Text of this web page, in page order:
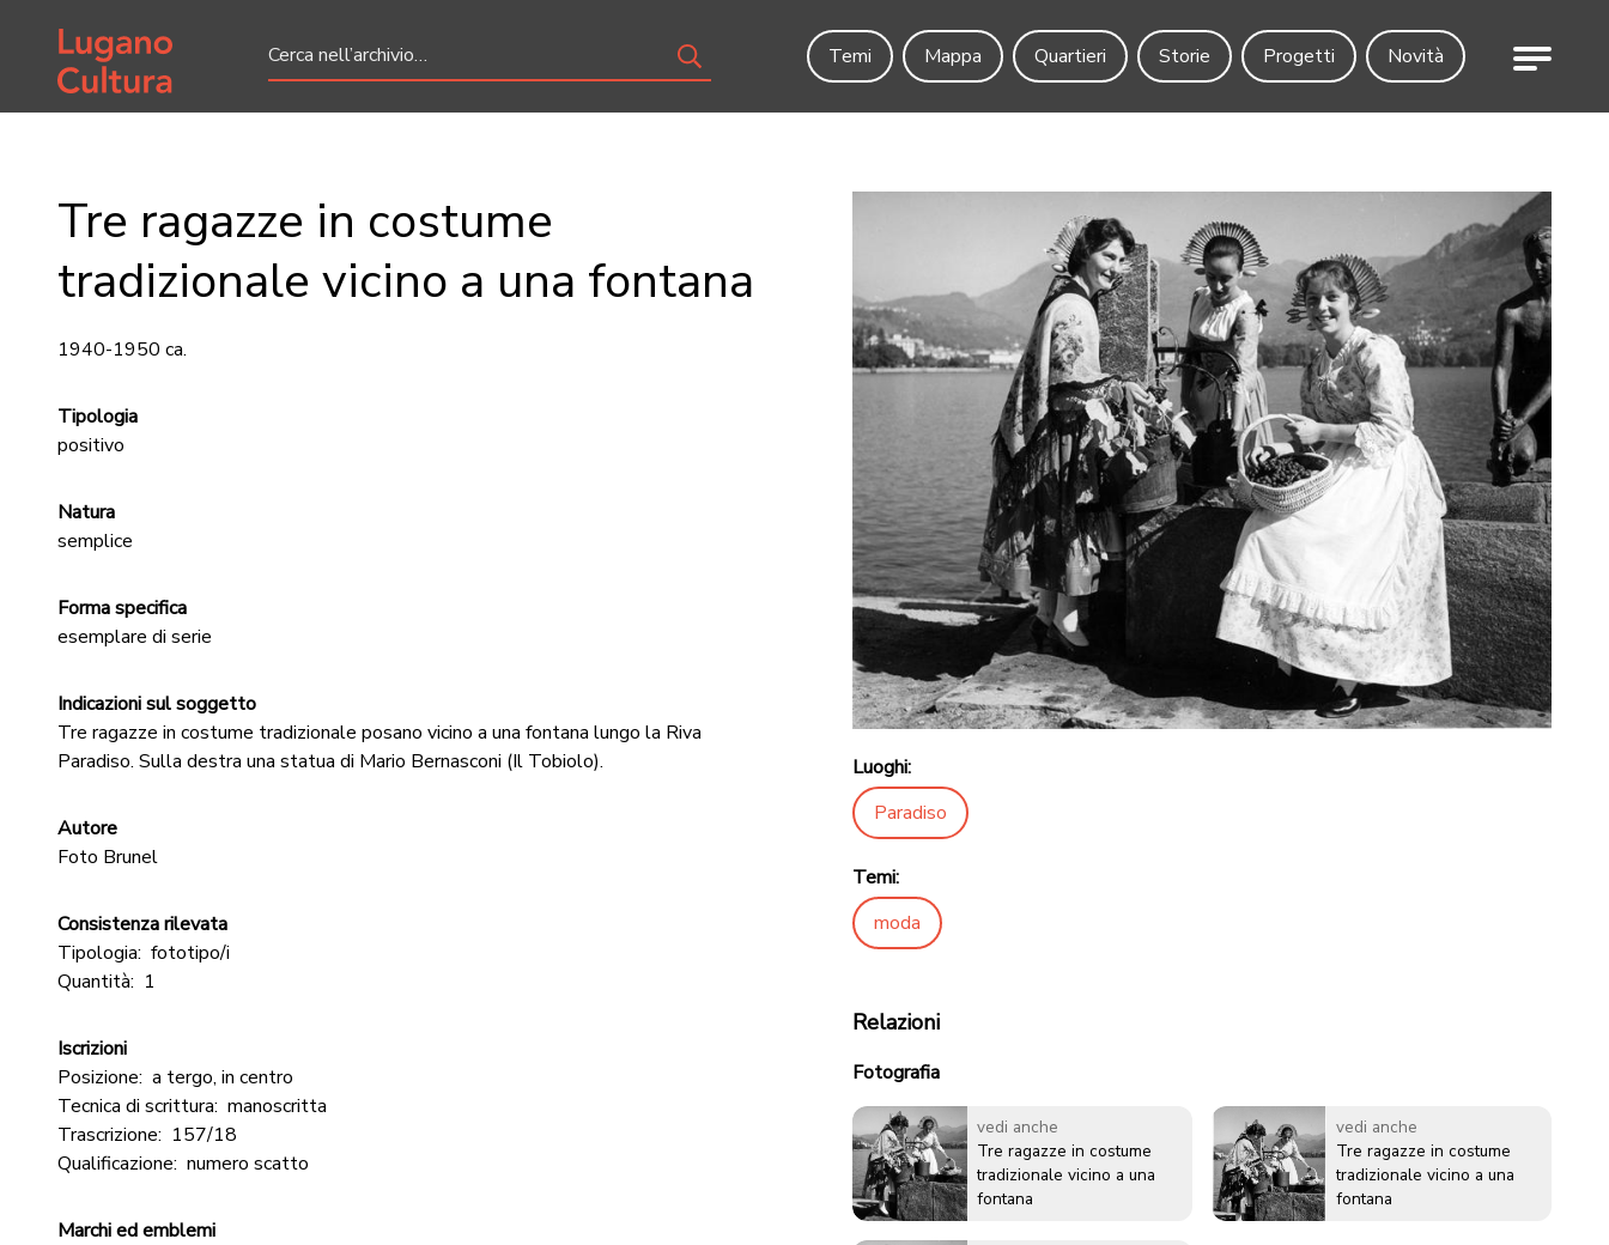
Home page
Temi
Mappa Quartieri Storie Progetti Novità Menu
Tre ragazze in costume
tradizionale vicino a una fontana
1940-1950 ca.
Tipologia
positivo
Natura
semplice
Forma specifica
esemplare di serie
Indicazioni sul soggetto
Tre ragazze in costume tradizionale posano vicino a una fontana lungo la Riva
Paradiso. Sulla destra una statua di Mario Bernasconi (Il Tobiolo).
Autore
Foto Brunel
Consistenza rilevata
Tipologia: fototipo/i
Quantità: 1
Iscrizioni
Posizione: a tergo, in centro
Tecnica di scrittura: manoscritta
Trascrizione: 157/18
Qualificazione: numero scatto
Marchi ed emblemi
Luoghi:
Paradiso
Temi:
moda
Relazioni
Fotografia
vedi anche
Tre ragazze in costume
tradizionale vicino a una
fontana
vedi anche
Tre ragazze in costume
tradizionale vicino a una
fontana